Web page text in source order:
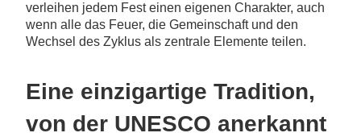
verleihen jedem Fest einen eigenen Charakter, auch
wenn alle das Feuer, die Gemeinschaft und den
Wechsel des Zyklus als zentrale Elemente teilen.
Eine einzigartige Tradition,
von der UNESCO anerkannt